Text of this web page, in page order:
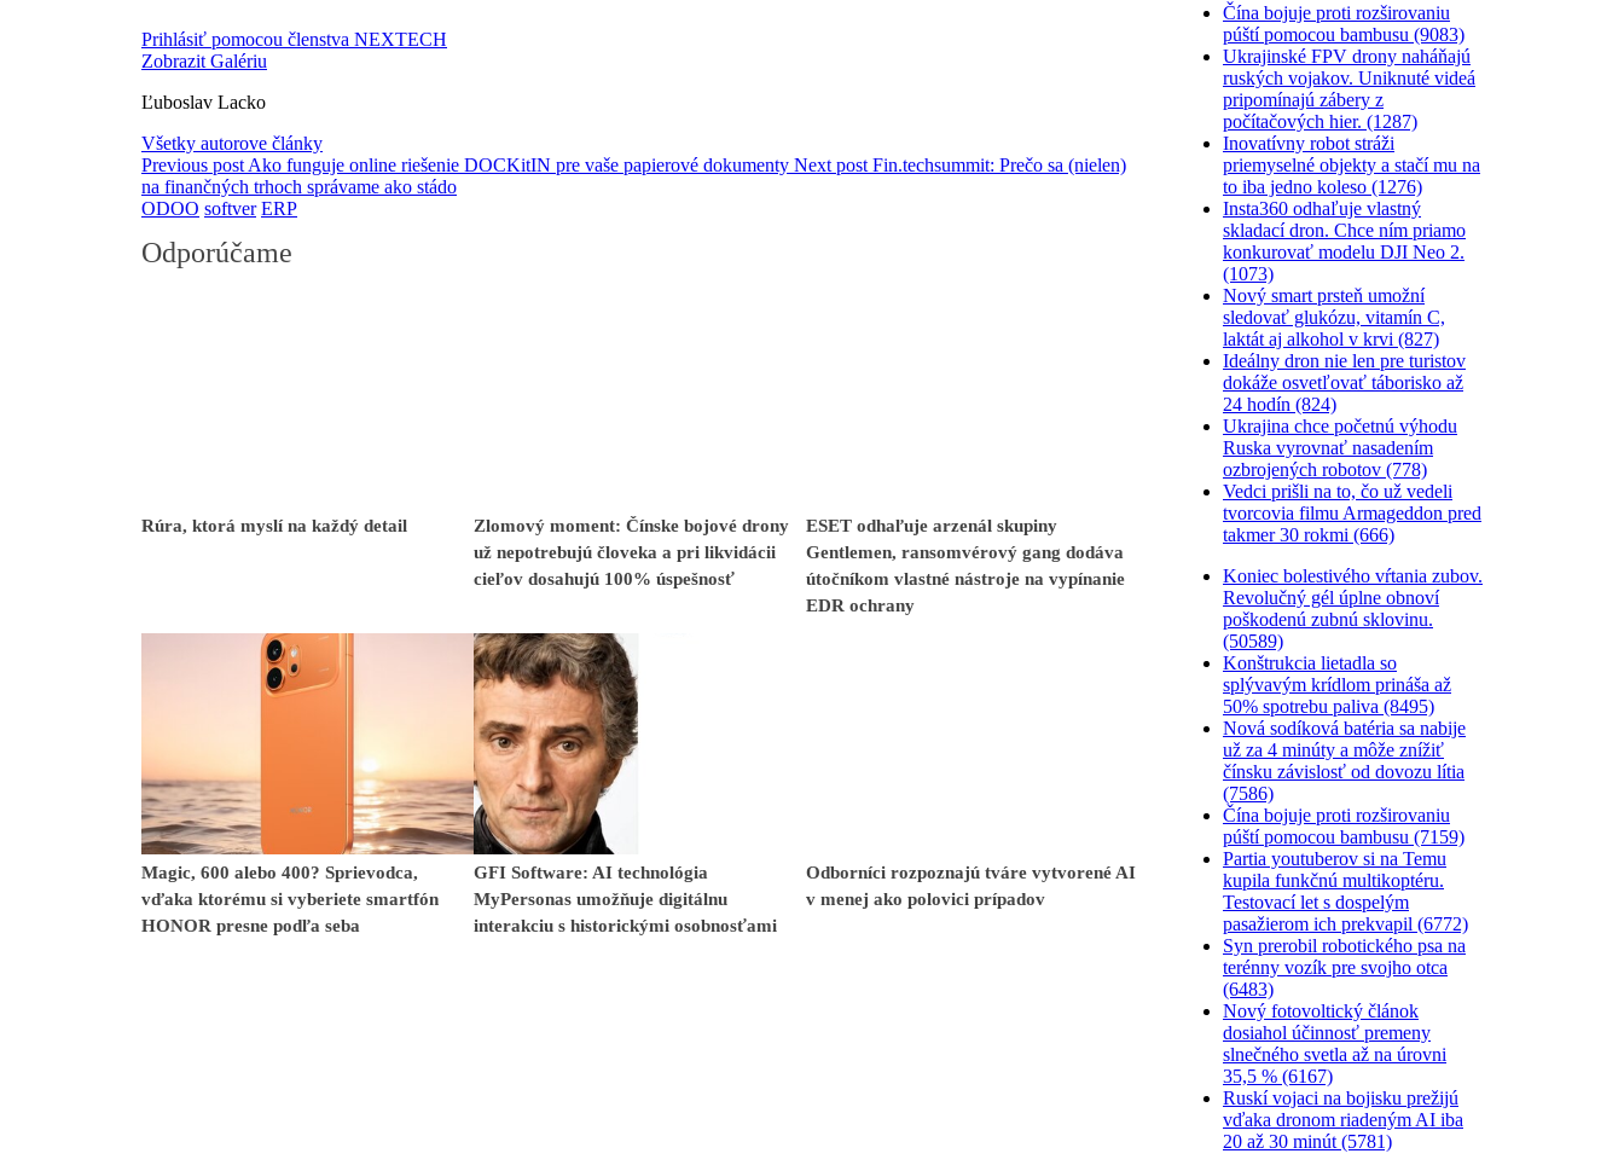
Prihlásiť pomocou členstva NEXTECH
Zobrazit Galériu
Ľuboslav Lacko
Všetky autorove články
Previous post Ako funguje online riešenie DOCKitIN pre vaše papierové dokumenty Next post Fin.techsummit: Prečo sa (nielen)
na finančných trhoch správame ako stádo
ODOO softver ERP
Odporúčame
Rúra, ktorá myslí na každý detail
Zlomový moment: Čínske bojové drony
už nepotrebujú človeka a pri likvidácii
cieľov dosahujú 100% úspešnosť
ESET odhaľuje arzenál skupiny
Gentlemen, ransomvérový gang dodáva
útočníkom vlastné nástroje na vypínanie
EDR ochrany
Magic, 600 alebo 400? Sprievodca,
vďaka ktorému si vyberiete smartfón
HONOR presne podľa seba
GFI Software: AI technológia
MyPersonas umožňuje digitálnu
interakciu s historickými osobnosťami
Odborníci rozpoznajú tváre vytvorené AI
v menej ako polovici prípadov
Čína bojuje proti rozširovaniu
púští pomocou bambusu (9083)
Ukrajinské FPV drony naháňajú
ruských vojakov. Uniknuté videá
pripomínajú zábery z
počítačových hier. (1287)
Inovatívny robot stráži
priemyselné objekty a stačí mu na
to iba jedno koleso (1276)
Insta360 odhaľuje vlastný
skladací dron. Chce ním priamo
konkurovať modelu DJI Neo 2.
(1073)
Nový smart prsteň umožní
sledovať glukózu, vitamín C,
laktát aj alkohol v krvi (827)
Ideálny dron nie len pre turistov
dokáže osvetľovať táborisko až
24 hodín (824)
Ukrajina chce početnú výhodu
Ruska vyrovnať nasadením
ozbrojených robotov (778)
Vedci prišli na to, čo už vedeli
tvorcovia filmu Armageddon pred
takmer 30 rokmi (666)
Koniec bolestivého vŕtania zubov.
Revolučný gél úplne obnoví
poškodenú zubnú sklovinu.
(50589)
Konštrukcia lietadla so
splývavým krídlom prináša až
50% spotrebu paliva (8495)
Nová sodíková batéria sa nabije
už za 4 minúty a môže znížiť
čínsku závislosť od dovozu lítia
(7586)
Čína bojuje proti rozširovaniu
púští pomocou bambusu (7159)
Partia youtuberov si na Temu
kupila funkčnú multikoptéru.
Testovací let s dospelým
pasažierom ich prekvapil (6772)
Syn prerobil robotického psa na
terénny vozík pre svojho otca
(6483)
Nový fotovoltický článok
dosiahol účinnosť premeny
slnečného svetla až na úrovni
35,5 % (6167)
Ruskí vojaci na bojisku prežijú
vďaka dronom riadeným AI iba
20 až 30 minút (5781)